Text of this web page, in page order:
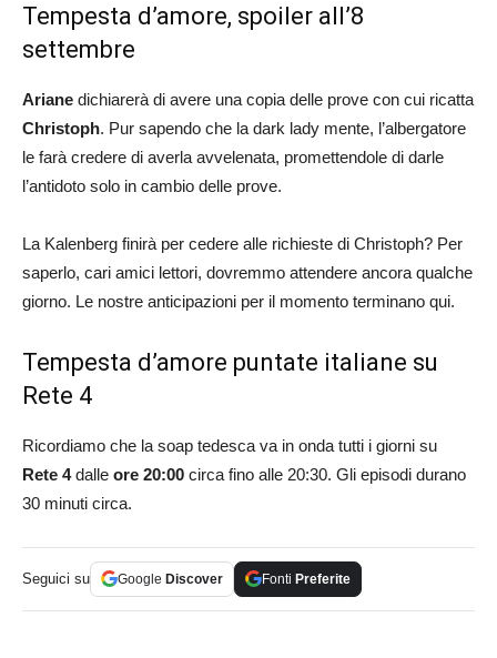
Tempesta d’amore, spoiler all’8
settembre
Ariane dichiarerà di avere una copia delle prove con cui ricatta
Christoph. Pur sapendo che la dark lady mente, l’albergatore
le farà credere di averla avvelenata, promettendole di darle
l’antidoto solo in cambio delle prove.
La Kalenberg finirà per cedere alle richieste di Christoph? Per
saperlo, cari amici lettori, dovremmo attendere ancora qualche
giorno. Le nostre anticipazioni per il momento terminano qui.
Tempesta d’amore puntate italiane su
Rete 4
Ricordiamo che la soap tedesca va in onda tutti i giorni su
Rete 4dalle ore 20:00 circa fino alle 20:30. Gli episodi durano
30 minuti circa.
Seguici su Google Discover Fonti Preferite